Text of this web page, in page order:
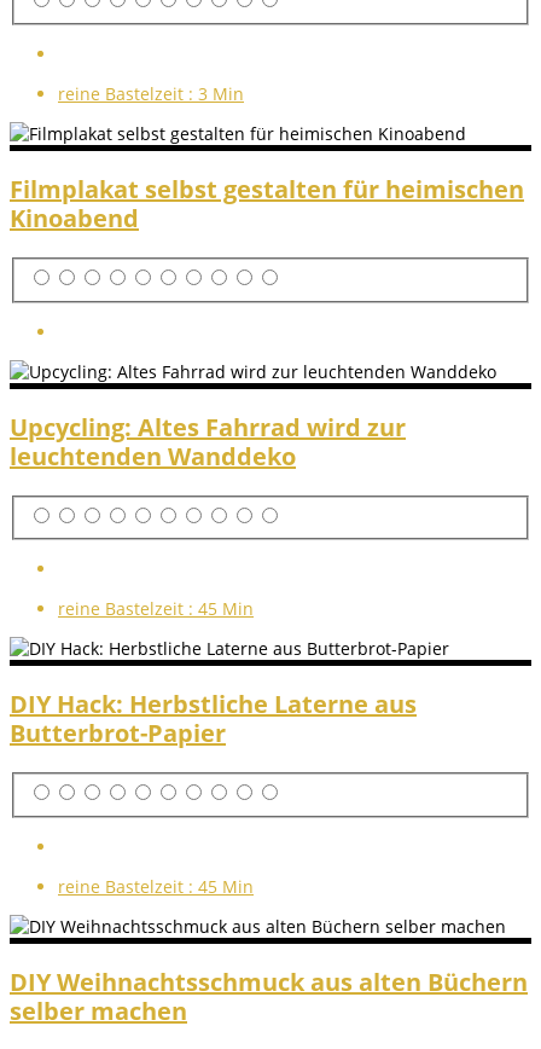
reine Bastelzeit : 3 Min
Filmplakat selbst gestalten für heimischen
Kinoabend
Upcycling: Altes Fahrrad wird zur
leuchtenden Wanddeko
reine Bastelzeit : 45 Min
DIY Hack: Herbstliche Laterne aus
Butterbrot-Papier
reine Bastelzeit : 45 Min
DIY Weihnachtsschmuck aus alten Büchern
selber machen